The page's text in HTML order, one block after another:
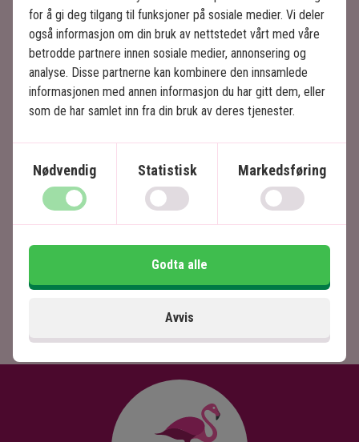
millioner av besøkende hvert år, spesielt ved
soloppgang når tempelet speiler seg vakkert i
den omkringliggende innsjøen.
Etterpå drar vi tilbake til hotellet for å nyte
frokosten.
Priser
Pris per voksen
for å gi deg tilgang til funksjoner på sosiale medier. Vi deler
også informasjon om din bruk av nettstedet vårt med våre
betrodde partnere innen sosiale medier, annonsering og
analyse. Disse partnerne kan kombinere den innsamlede
informasjonen med annen informasjon du har gitt dem, eller
som de har samlet inn fra din bruk av deres tjenester.
Nødvendig Statistisk Markedsføring
Avvis
Godta alle